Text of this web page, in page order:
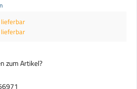
zum Artikel?